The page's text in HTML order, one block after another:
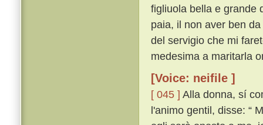
figliuola bella e grande
paia, il non aver ben
del servigio che mi
medesima a maritarla
[Voice: neifile ]
[ 045 ] Alla donna, sí
l'animo gentil, disse: “